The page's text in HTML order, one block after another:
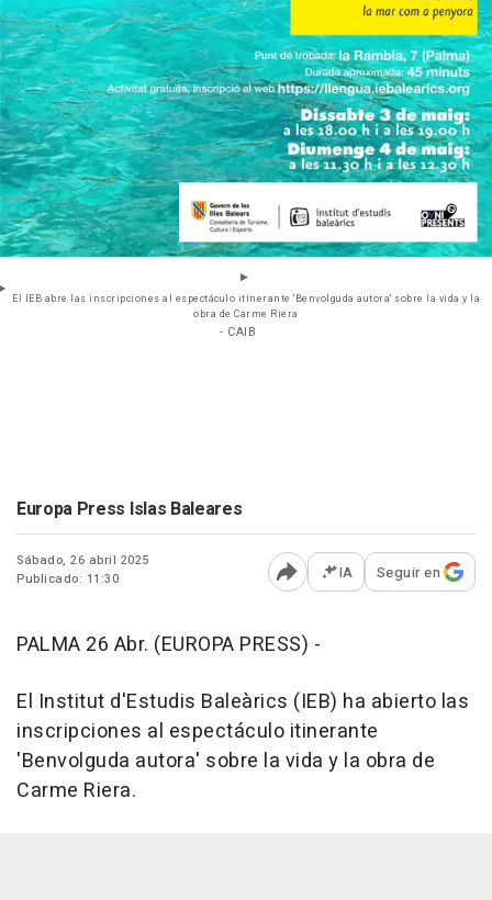
El IEB abre las inscripciones al espectáculo itinerante 'Benvolguda autora' sobre la vida y la
obra de Carme Riera
- CAIB
Europa Press Islas Baleares
Sábado, 26 abril 2025
Publicado: 11:30
Abrir opciones para
IA Seguir en
PALMA 26 Abr. (EUROPA PRESS) -
El Institut d'Estudis Baleàrics (IEB) ha abierto las
inscripciones al espectáculo itinerante
'Benvolguda autora' sobre la vida y la obra de
Carme Riera.